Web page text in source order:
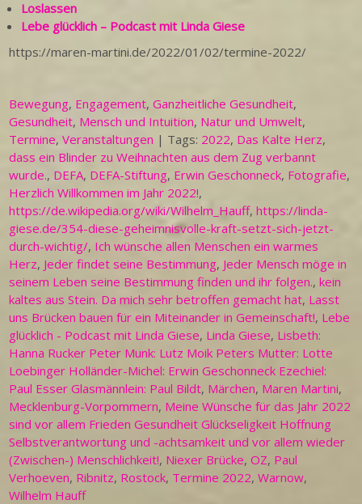
Loslassen
Lebe glücklich – Podcast mit Linda Giese
https://maren-martini.de/2022/01/02/termine-2022/
Bewegung, Engagement,Ganzheitliche Gesundheit,
Gesundheit, Mensch und Intuition, Natur und Umwelt,
Termine,Veranstaltungen | Tags: 2022, Das Kalte Herz,
dass ein Blinder zu Weihnachten aus dem Zug verbannt
wurde., DEFA, DEFA-Stiftung, Erwin Geschonneck, Fotografie,
Herzlich Willkommen im Jahr 2022!,
https://de.wikipedia.org/wiki/Wilhelm_Hauff,https://linda-
giese.de/354-diese-geheimnisvolle-kraft-setzt-sich-jetzt-
durch-wichtig/, Ich wünsche allen Menschen ein warmes
Herz, Jeder findet seine Bestimmung, Jeder Mensch möge in
seinem Leben seine Bestimmung finden und ihr folgen.,kein
kaltes aus Stein. Da mich sehr betroffen gemacht hat, Lasst
uns Brücken bauen für ein Miteinander in Gemeinschaft!, Lebe
glücklich - Podcast mit Linda Giese, Linda Giese, Lisbeth:
Hanna Rucker Peter Munk: Lutz Moik Peters Mutter: Lotte
Loebinger Holländer-Michel: Erwin Geschonneck Ezechiel:
Paul Esser Glasmännlein: Paul Bildt, Märchen, Maren Martini,
Mecklenburg-Vorpommern, Meine Wünsche für das Jahr 2022
sind vor allem Frieden Gesundheit Glückseligkeit Hoffnung
Selbstverantwortung und -achtsamkeit und vor allem wieder
(Zwischen-) Menschlichkeit!, Niexer Brücke,OZ, Paul
Verhoeven, Ribnitz, Rostock, Termine 2022,Warnow,
Wilhelm Hauff